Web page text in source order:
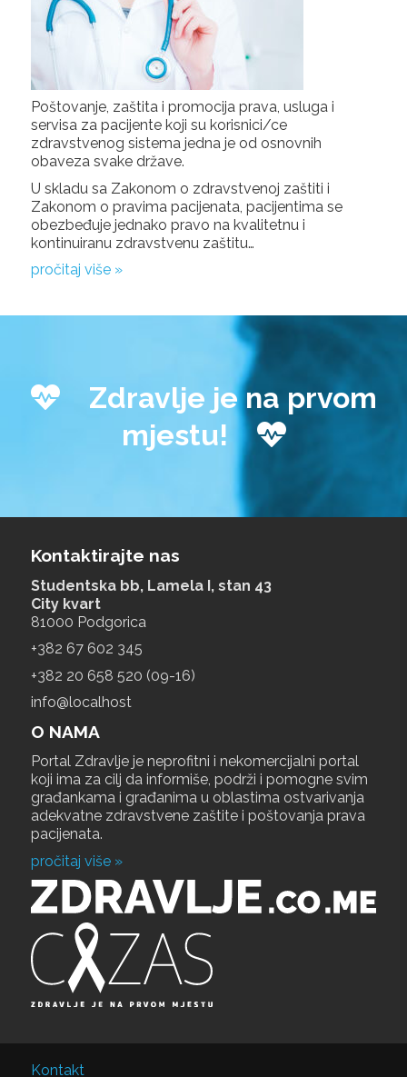
Poštovanje, zaštita i promocija prava, usluga i
servisa za pacijente koji su korisnici/ce
zdravstvenog sistema jedna je od osnovnih
obaveza svake države.
U skladu sa Zakonom o zdravstvenoj zaštiti i
Zakonom o pravima pacijenata, pacijentima se
obezbeđuje jednako pravo na kvalitetnu i
kontinuiranu zdravstvenu zaštitu…
pročitaj više »
Zdravlje je na prvom
mjestu!
Kontaktirajte nas
Studentska bb, Lamela I, stan 43
City kvart
81000 Podgorica
+‎382 67 602 345
+‎382 20 658 520 (09-16)
info@localhost
O NAMA
Portal Zdravlje je neprofitni i nekomercijalni portal
koji ima za cilj da informiše, podrži i pomogne svim
građankama i građanima u oblastima ostvarivanja
adekvatne zdravstvene zaštite i poštovanja prava
pacijenata.
pročitaj više »
Kontakt